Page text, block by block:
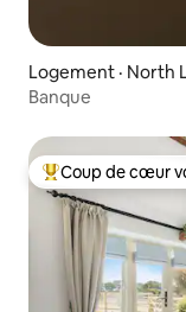
Logement · North
Banque
Coup de cœur
Coup de cœur